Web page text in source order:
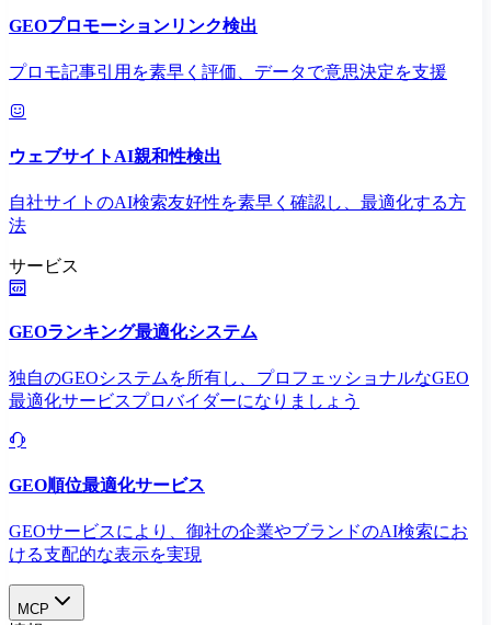
GEOプロモーションリンク検出
プロモ記事引用を素早く評価、データで意思決定を支援
ウェブサイトAI親和性検出
自社サイトのAI検索友好性を素早く確認し、最適化する方
法
サービス
GEOランキング最適化システム
独自のGEOシステムを所有し、プロフェッショナルなGEO
最適化サービスプロバイダーになりましょう
GEO順位最適化サービス
GEOサービスにより、御社の企業やブランドのAI検索にお
ける支配的な表示を実現​
MCP